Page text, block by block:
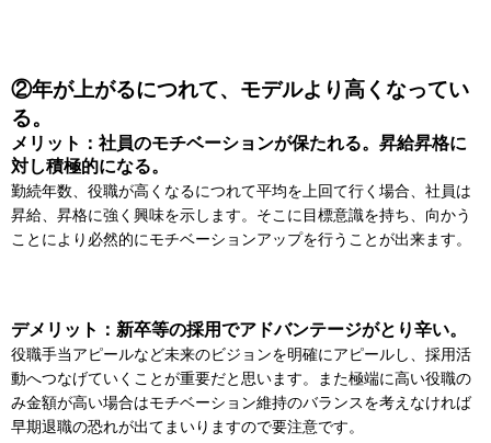
②年が上がるにつれて、モデルより高くなってい
る。
メリット：社員のモチベーションが保たれる。昇給昇格に
対し積極的になる。
勤続年数、役職が高くなるにつれて平均を上回て行く場合、社員は
昇給、昇格に強く興味を示します。そこに目標意識を持ち、向かう
ことにより必然的にモチベーションアップを行うことが出来ます。
デメリット：新卒等の採用でアドバンテージがとり辛い。
役職手当アピールなど未来のビジョンを明確にアピールし、採用活
動へつなげていくことが重要だと思います。また極端に高い役職の
み金額が高い場合はモチベーション維持のバランスを考えなければ
早期退職の恐れが出てまいりますので要注意です。